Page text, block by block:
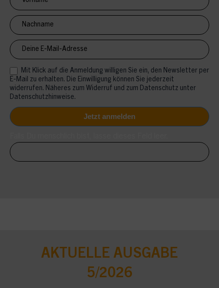
Anmeldung
CV
Mit Klick auf die Anmeldung willigen Sie ein, den Newsletter per
E-Mail zu erhalten. Die Einwilligung können Sie jederzeit
widerrufen. Näheres zum Widerruf und zum Datenschutz unter
Datenschutzhinweise.
AKTUELLE AUSGABE
5/2026